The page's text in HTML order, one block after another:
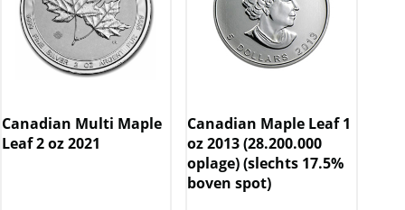
Canadian Multi Maple
Leaf 2 oz 2021
Canadian Maple Leaf 1
oz 2013 (28.200.000
oplage) (slechts 17.5%
boven spot)